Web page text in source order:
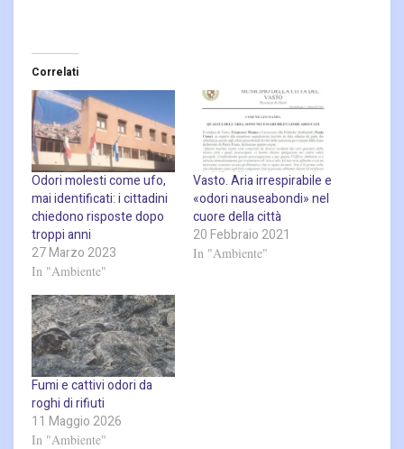
Correlati
Odori molesti come ufo,
mai identificati: i cittadini
chiedono risposte dopo
troppi anni
27 Marzo 2023
In "Ambiente"
Vasto. Aria irrespirabile e
«odori nauseabondi» nel
cuore della città
20 Febbraio 2021
In "Ambiente"
Fumi e cattivi odori da
roghi di rifiuti
11 Maggio 2026
In "Ambiente"